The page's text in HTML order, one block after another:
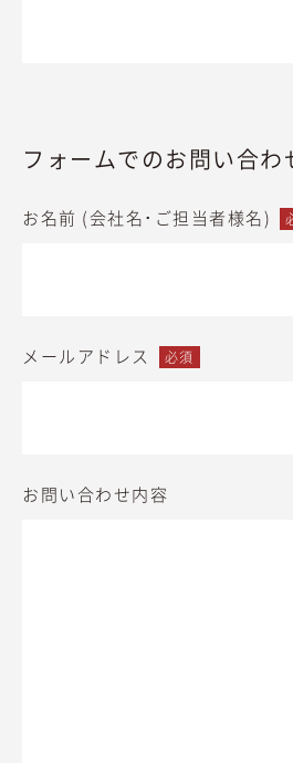
フォームでのお問い合わ
お名前 (会社名･ご担当者様名)
メールアドレス 必須
お問い合わせ内容